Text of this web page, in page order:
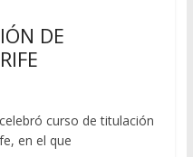
DE
curso de titulación
en el que